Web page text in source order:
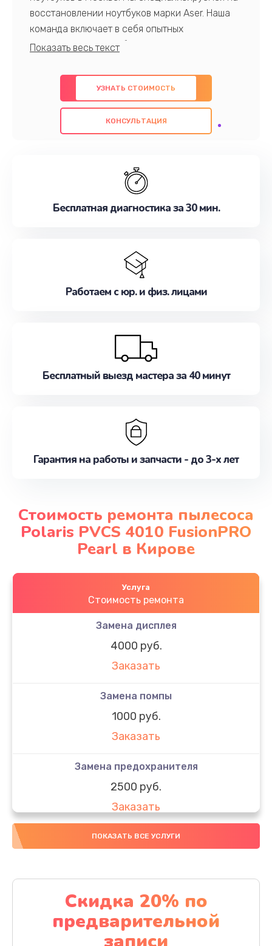
восстановлении ноутбуков марки Aser. Наша
команда включает в себя опытных
профессионалов с обширными знаниями и
предлагаем быстрый и качественный ремонт с
использованием оригинальных компонентов, а
также гарантируем качество всех
проведенных работ. Наша цель - предоставить
наилучшим образом. Не медлите записаться на
УЗНАТЬ СТОИМОСТЬ
КОНСУЛЬТАЦИЯ
Бесплатная диагностика за 30 мин.
Работаем с юр. и физ. лицами
Бесплатный выезд мастера за 40 минут
Гарантия на работы и запчасти - до 3-х лет
Стоимость ремонта пылесоса
Polaris PVCS 4010 FusionPRO
Pearl в Кирове
Услуга
Стоимость ремонта
Замена дисплея
4000 руб.
Заказать
Замена помпы
1000 руб.
Заказать
Замена предохранителя
2500 руб.
Заказать
Замена термоблока
Заказать
Замена мультиклапана
1000 руб.
ПОКАЗАТЬ ВСЕ УСЛУГИ
Скидка 20% по
предварительной